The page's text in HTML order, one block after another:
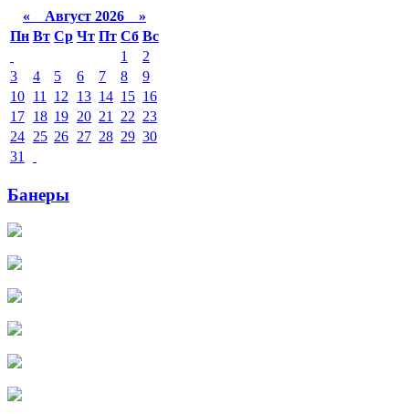
« Август 2026 »
Пн Вт Ср Чт Пт Сб Вс
1
2
3
4 5 6 7 8
9
10 11 12 13 14 15 16
17 18 19 20 21 22 23
24 25 26 27 28 29 30
31
Банеры